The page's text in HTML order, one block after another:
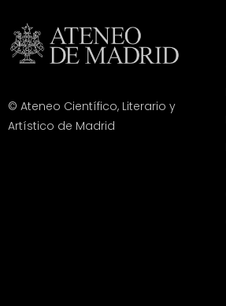
© Ateneo Científico, Literario y
Artístico de Madrid